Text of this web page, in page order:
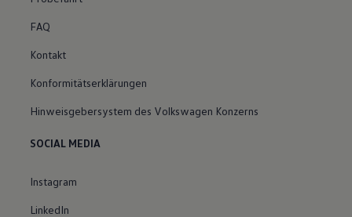
FAQ
Kontakt
Konformitätserklärungen
Hinweisgebersystem des Volkswagen Konzerns
SOCIAL MEDIA
Instagram
LinkedIn